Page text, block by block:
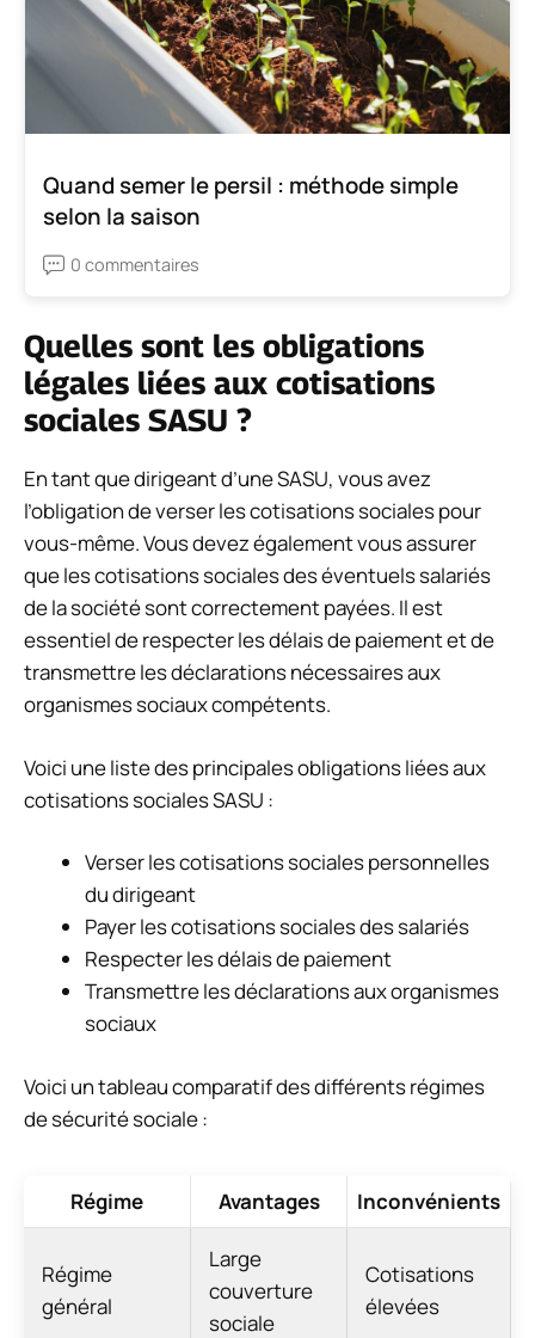
Quand semer le persil : méthode simple
selon la saison
0 commentaires
Quelles sont les obligations
légales liées aux cotisations
sociales SASU ?
En tant que dirigeant d’une SASU, vous avez
l’obligation de verser les cotisations sociales pour
vous-même. Vous devez également vous assurer
que les cotisations sociales des éventuels salariés
de la société sont correctement payées. Il est
essentiel de respecter les délais de paiement et de
transmettre les déclarations nécessaires aux
organismes sociaux compétents.
Voici une liste des principales obligations liées aux
cotisations sociales SASU :
Verser les cotisations sociales personnelles
du dirigeant
Payer les cotisations sociales des salariés
Respecter les délais de paiement
Transmettre les déclarations aux organismes
sociaux
Voici un tableau comparatif des différents régimes
de sécurité sociale :
Régime Avantages Inconvénients
Régime
général
Large
couverture
sociale
Cotisations
élevées